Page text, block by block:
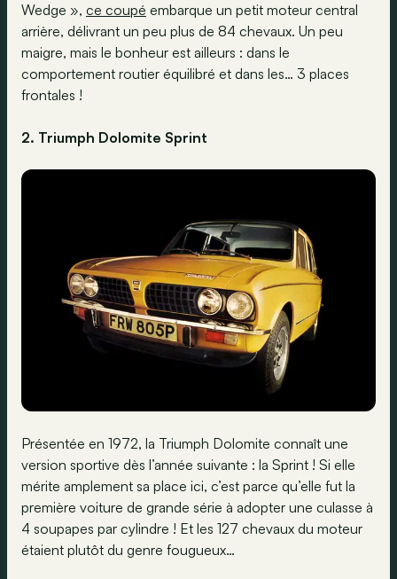
Wedge », ce coupé embarque un petit moteur central
arrière, délivrant un peu plus de 84 chevaux. Un peu
maigre, mais le bonheur est ailleurs : dans le
comportement routier équilibré et dans les… 3 places
frontales !
2. Triumph Dolomite Sprint
Présentée en 1972, la Triumph Dolomite connaît une
version sportive dès l’année suivante : la Sprint ! Si elle
mérite amplement sa place ici, c’est parce qu’elle fut la
première voiture de grande série à adopter une culasse à
4 soupapes par cylindre ! Et les 127 chevaux du moteur
étaient plutôt du genre fougueux…